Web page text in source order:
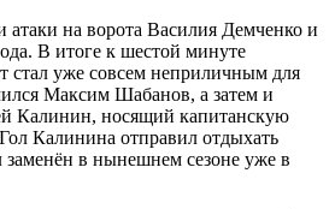
на ворота Василия Демченко и
В итоге к шестой минуте
стал уже совсем неприличным для
Максим Шабанов, а затем и
Калинин, носящий капитанскую
Калинина отправил отдыхать
в нынешнем сезоне уже в